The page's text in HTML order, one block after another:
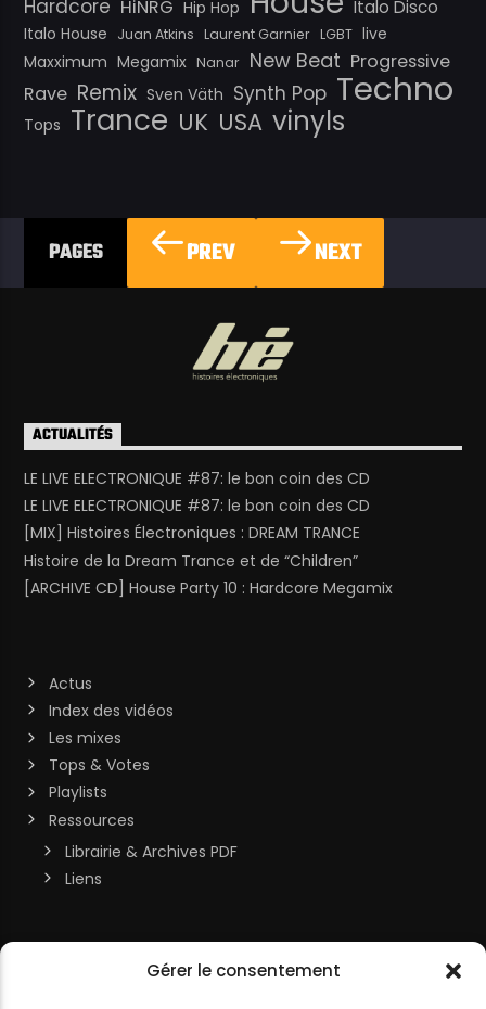
Gérer le consentement
Hardcore HiNRG Hip Hop Italo Disco
Italo House Juan Atkins Laurent Garnier LGBT live
Maxximum Megamix Nanar New Beat Progressive
Rave Remix Sven Väth Synth Pop Techno
Tops Trance UK USA vinyls
PAGES PREV NEXT
ACTUALITÉS
LE LIVE ELECTRONIQUE #87: le bon coin des CD
LE LIVE ELECTRONIQUE #87: le bon coin des CD
[MIX] Histoires Électroniques : DREAM TRANCE
Histoire de la Dream Trance et de “Children”
[ARCHIVE CD] House Party 10 : Hardcore Megamix
Actus
Index des vidéos
Les mixes
Tops & Votes
Playlists
Ressources
Librairie & Archives PDF
Liens
MON COMPTE